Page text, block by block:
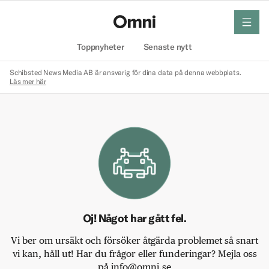
Toppnyheter Senaste nytt
meny
Schibsted News Media AB är ansvarig för dina data på denna webbplats.
Läs mer här
Oj! Något har gått fel.
Vi ber om ursäkt och försöker åtgärda problemet så snart
vi kan, håll ut! Har du frågor eller funderingar? Mejla oss